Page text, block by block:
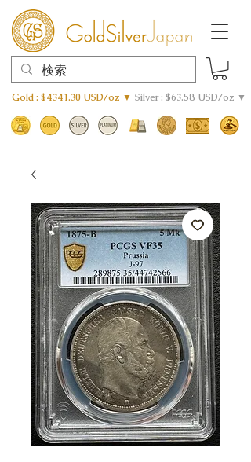
Gold : $4341.30 USD/oz ▼ Silver : $63.58 USD/oz ▼